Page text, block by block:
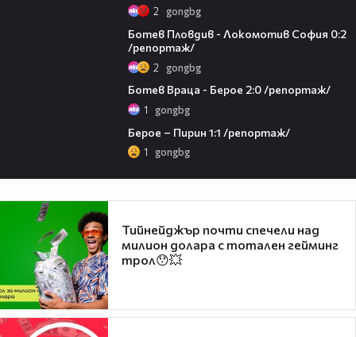
2 gongbg
Ботев Пловдив - Локомотив София 0:2
/репортаж/
2 gongbg
Ботев Враца - Берое 2:0 /репортаж/
1 gongbg
Берое – Пирин 1:1 /репортаж/
1 gongbg
Тийнейджър почти спечели над
милион долара с тотален гейминг
трол😯💥